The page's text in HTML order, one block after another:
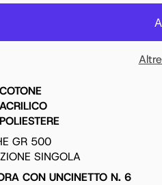
GR 500
SINGOLA
CON UNCINETTO N. 6